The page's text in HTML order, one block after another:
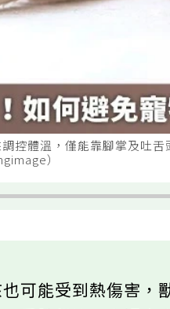
控體溫，僅能靠腳掌及吐
）
可能受到熱傷害，